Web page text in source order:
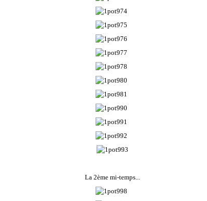
La 2ème mi-temps...